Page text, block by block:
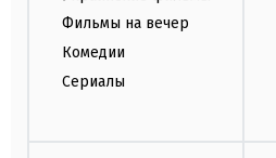
Фильмы на вечер
Комедии
Сериалы